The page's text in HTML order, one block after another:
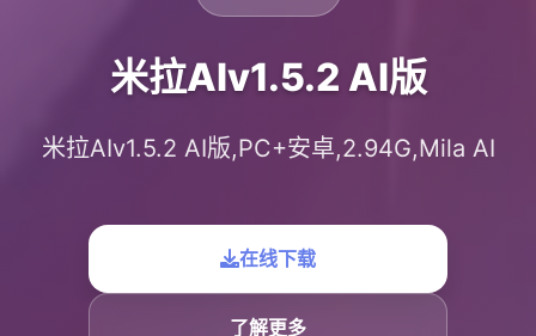
米拉AIv1.5.2 AI版
米拉AIv1.5.2 AI版,PC+安卓,2.94G,Mila AI
在线下载
了解更多